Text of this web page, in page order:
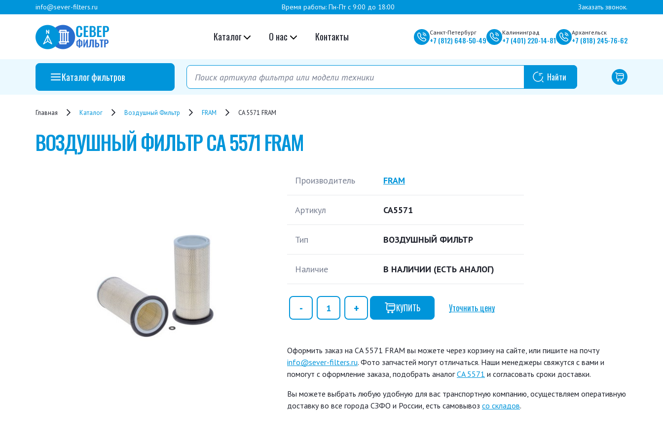
info@sever-filters.ru Время работы: Пн-Пт с 9:00 до 18:00 Заказать звонок.
Каталог О нас Контакты Санкт-Петербург
+7 (812) 648-50-49
Калининград
+7 (401) 220-14-81
Архангельск
+7 (818) 245-76-62
Каталог фильтров
Главная Каталог Воздушный Фильтр FRAM CA 5571 FRAM
ВОЗДУШНЫЙ ФИЛЬТРCA 5571 FRAM
Производитель FRAM
Артикул CA5571
Тип ВОЗДУШНЫЙ ФИЛЬТР
Наличие В НАЛИЧИИ (ЕСТЬ АНАЛОГ)
КУПИТЬ Уточнить цену
Оформить заказ на CA 5571 FRAM вы можете через корзину на сайте, или пишите на почту
info@sever-filters.ru. Фото запчастей могут отличаться. Наши менеджеры свяжутся с вами и
помогут с оформление заказа, подобрать аналогCA 5571 и согласовать сроки доставки.
Вы можете выбрать любую удобную для вас транспортную компанию, осуществляем оперативную
доставку во все города СЗФО и России, есть самовывоз со складов.